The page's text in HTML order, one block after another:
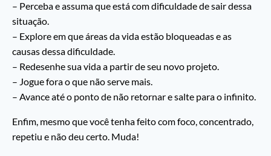
– Perceba e assuma que está com dificuldade de sair dessa
situação.
– Explore em que áreas da vida estão bloqueadas e as
causas dessa dificuldade.
– Redesenhe sua vida a partir de seu novo projeto.
– Jogue fora o que não serve mais.
– Avance até o ponto de não retornar e salte para o infinito.
Enfim, mesmo que você tenha feito com foco, concentrado,
repetiu e não deu certo. Muda!